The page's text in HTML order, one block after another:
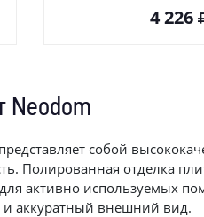
4 226
Neodom
собой
Полированная отделка
активно используемых
и аккуратный внешний вид.